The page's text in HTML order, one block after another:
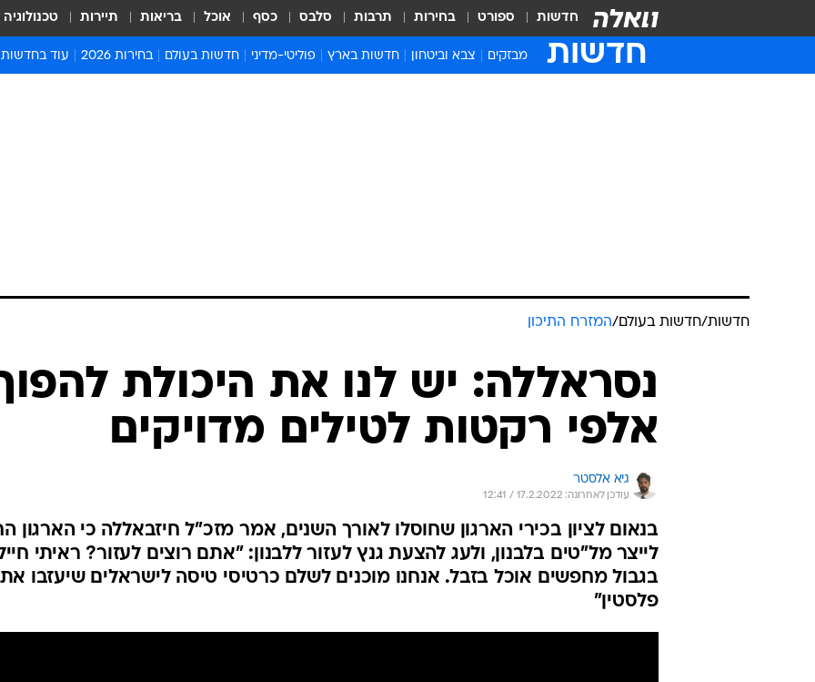
חדשות ספורט בחירות תרבות סלבס כסף אוכל בריאות תיירות טכנולוגיה
חדשות מבזקים צבא וביטחון חדשות בארץ פוליטי-מדיני חדשות בעולם בחירות 2026 עוד בחדשות
חדשות
חדשות/חדשות בעולם/המזרח התיכון
נסראללה: יש לנו את היכולת
אלפי רקטות לטילים מדויקים
גיא אלסטר
עודכן לאחרונה: 17.2.2022 / 12:41
בנאום לציון בכירי הארגון שחוסלו לאורך השנים, אמר מזכ"ל חיזבאללה כי הארגון
לייצר מל"טים בלבנון, ולעג להצעת גנץ לעזור ללבנון: "אתם רוצים לעזור? ראיתי
בגבול מחפשים אוכל בזבל. אנחנו מוכנים לשלם כרטיסי טיסה לישראלים שיעזבו את
פלסטין"